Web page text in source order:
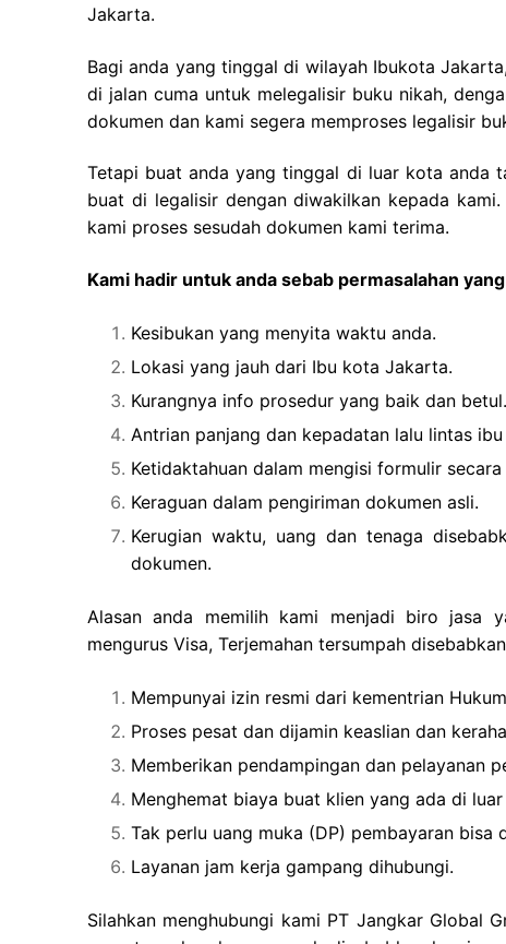
Jakarta.
Bagi anda yang tinggal di wilayah Ibukota
di jalan cuma untuk melegalisir buku nikah,
dokumen dan kami segera memproses legalisir
Tetapi buat anda yang tinggal di luar kota anda
buat di legalisir dengan diwakilkan kepada
kami proses sesudah dokumen kami terima.
Kami hadir untuk anda sebab permasalahan
Kesibukan yang menyita waktu anda.
Lokasi yang jauh dari Ibu kota Jakarta.
Kurangnya info prosedur yang baik dan betul.
Antrian panjang dan kepadatan lalu lintas
Ketidaktahuan dalam mengisi formulir secara
Keraguan dalam pengiriman dokumen asli.
Kerugian waktu, uang dan tenaga
dokumen.
Alasan anda memilih kami menjadi biro jasa
mengurus Visa, Terjemahan tersumpah
Mempunyai izin resmi dari kementrian
Proses pesat dan dijamin keaslian dan
Memberikan pendampingan dan pelayanan
Menghemat biaya buat klien yang ada di
Tak perlu uang muka (DP) pembayaran bisa
Layanan jam kerja gampang dihubungi.
Silahkan menghubungi kami PT Jangkar Global